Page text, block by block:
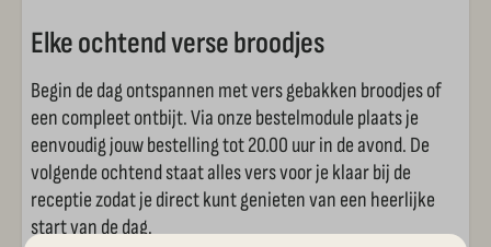
Elke ochtend verse broodjes
Begin de dag ontspannen met vers gebakken broodjes of
een compleet ontbijt. Via onze bestelmodule plaats je
eenvoudig jouw bestelling tot 20.00 uur in de avond. De
volgende ochtend staat alles vers voor je klaar bij de
receptie zodat je direct kunt genieten van een heerlijke
start van de dag.